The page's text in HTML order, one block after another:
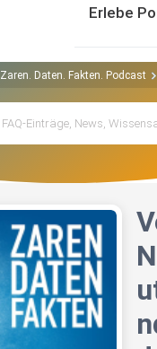
Erlebe
Zaren. Daten. Fakten. Podcast